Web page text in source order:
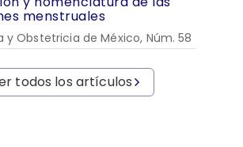
menstruales
y Obstetricia de México, Núm. 58
todos los artículos